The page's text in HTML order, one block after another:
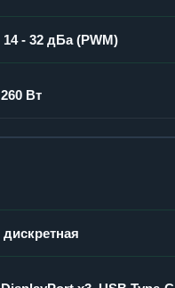
14 - 32 дБа (PWM)
260 Вт
дискретная